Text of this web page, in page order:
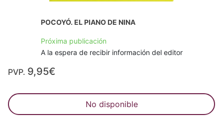
POCOYÓ. EL PIANO DE NINA
Próxima publicación
A la espera de recibir información del editor
PVP. 9,95€
No disponible